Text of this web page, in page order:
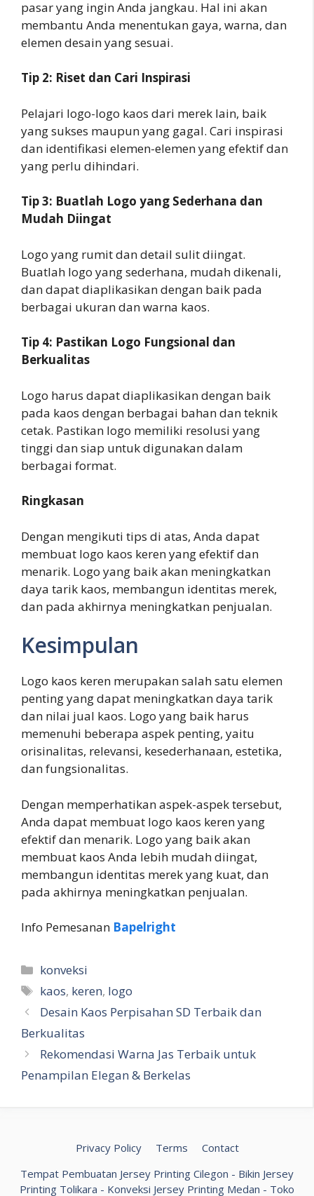
pasar yang ingin Anda jangkau. Hal ini akan
membantu Anda menentukan gaya, warna, dan
elemen desain yang sesuai.
Tip 2: Riset dan Cari Inspirasi
Pelajari logo-logo kaos dari merek lain, baik
yang sukses maupun yang gagal. Cari inspirasi
dan identifikasi elemen-elemen yang efektif dan
yang perlu dihindari.
Tip 3: Buatlah Logo yang Sederhana dan
Mudah Diingat
Logo yang rumit dan detail sulit diingat.
Buatlah logo yang sederhana, mudah dikenali,
dan dapat diaplikasikan dengan baik pada
berbagai ukuran dan warna kaos.
Tip 4: Pastikan Logo Fungsional dan
Berkualitas
Logo harus dapat diaplikasikan dengan baik
pada kaos dengan berbagai bahan dan teknik
cetak. Pastikan logo memiliki resolusi yang
tinggi dan siap untuk digunakan dalam
berbagai format.
Ringkasan
Dengan mengikuti tips di atas, Anda dapat
membuat logo kaos keren yang efektif dan
menarik. Logo yang baik akan meningkatkan
daya tarik kaos, membangun identitas merek,
dan pada akhirnya meningkatkan penjualan.
Kesimpulan
Logo kaos keren merupakan salah satu elemen
penting yang dapat meningkatkan daya tarik
dan nilai jual kaos. Logo yang baik harus
memenuhi beberapa aspek penting, yaitu
orisinalitas, relevansi, kesederhanaan, estetika,
dan fungsionalitas.
Dengan memperhatikan aspek-aspek tersebut,
Anda dapat membuat logo kaos keren yang
efektif dan menarik. Logo yang baik akan
membuat kaos Anda lebih mudah diingat,
membangun identitas merek yang kuat, dan
pada akhirnya meningkatkan penjualan.
Info Pemesanan Bapelright
Kategori
konveksi
Tag
kaos, keren, logo
Desain Kaos Perpisahan SD Terbaik dan
Berkualitas
Rekomendasi Warna Jas Terbaik untuk
Penampilan Elegan & Berkelas
Privacy Policy Terms
Contact
Tempat Pembuatan Jersey Printing Cilegon - Bikin Jersey
Printing Tolikara - Konveksi Jersey Printing Medan - Toko